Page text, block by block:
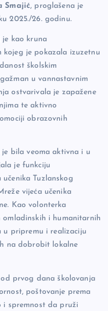
Smajić, proglašena je
2025./26. godinu.
kao kruna
kojeg je pokazala izuzetnu
školskim
u vannastavnim
ostvarivala je zapažene
te aktivno
obrazovnih
je bila veoma aktivna i u
je funkciju
Tuzlanskog
vijeća učenika
Kao volonterka
i humanitarnih
u pripremu i realizaciju
na dobrobit lokalne
prvog dana školovanja
poštovanje prema
i spremnost da pruži